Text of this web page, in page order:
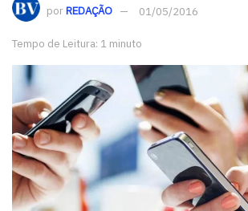
porREDAÇÃO 01/05/2016
Tempo de Leitura: 1 minuto